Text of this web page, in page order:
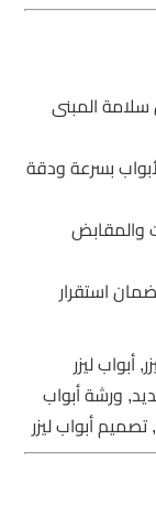
المبنى
بسرعة ودقة
والمقابض
استقرار
أبواب ليزر
ورشة أبواب
أبواب ليزر